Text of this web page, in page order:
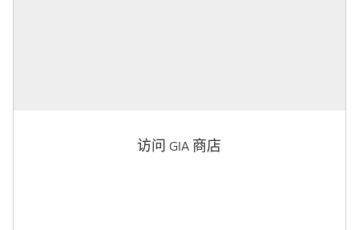
访问 GIA 商店